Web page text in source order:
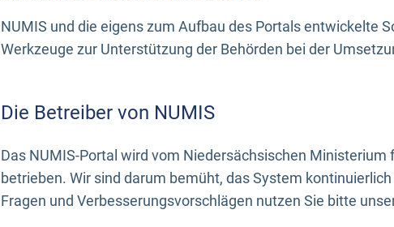
NUMIS und die eigens zum Aufbau des Portals entwickelte
Werkzeuge zur Unterstützung der Behörden bei der
Die Betreiber von NUMIS
Das NUMIS-Portal wird vom Niedersächsischen
betrieben. Wir sind darum bemüht, das System
Fragen und Verbesserungsvorschlägen nutzen Sie bitte